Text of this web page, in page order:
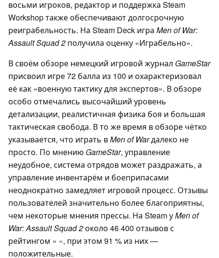
восьми игроков, редактор и поддержка Steam
Workshop также обеспечивают долгосрочную
реиграбельность. На Steam Deck игра Men of War:
Assault Squad 2 получила оценку «Играбельно».
В своём обзоре немецкий игровой журнал GameStar
присвоил игре 72 балла из 100 и охарактеризовал
её как «военную тактику для экспертов». В обзоре
особо отмечались высочайший уровень
детализации, реалистичная физика боя и большая
тактическая свобода. В то же время в обзоре чётко
указывается, что играть вMen of Warдалеко не
просто. По мнению GameStar, управление
неудобное, система отрядов может раздражать, а
управление инвентарём и боеприпасами
неоднократно замедляет игровой процесс. Отзывы
пользователей значительно более благоприятны,
чем некоторые мнения прессы. На Steam уMen of
War: Assault Squad 2около 46 400 отзывов с
рейтингом « », при этом 91 % из них —
положительные.